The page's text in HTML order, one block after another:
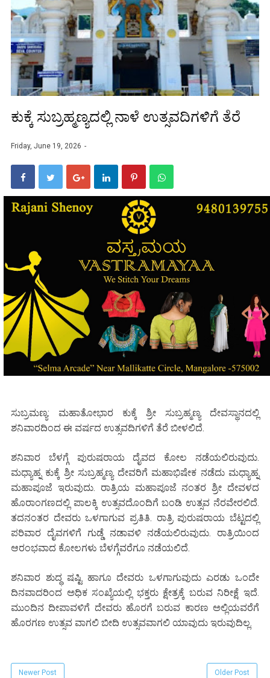
ಕುಕ್ಕೆ ಸುಬ್ರಹ್ಮಣ್ಯದಲ್ಲಿ ನಾಳೆ ಉತ್ಸವದಿಗಳಿಗೆ ತೆರೆ
Friday, June 19, 2026
ಸುಬ್ರಮಣ್ಯ: ಮಹಾತೋಭಾರ ಕುಕ್ಕೆ ಶ್ರೀ ಸುಬ್ರಹ್ಮಣ್ಯ ದೇವಸ್ಥಾನದಲ್ಲಿ
ಶನಿವಾರದಿಂದ ಈ ವರ್ಷದ ಉತ್ಸವದಿಗಳಿಗೆ ತೆರೆ ಬೀಳಲಿದೆ.
ಶನಿವಾರ ಬೆಳಗ್ಗೆ ಪುರುಷರಾಯ ದೈವದ ಕೋಲ ನಡೆಯಲಿರುವುದು.
ಮಧ್ಯಾಹ್ನ ಕುಕ್ಕೆ ಶ್ರೀ ಸುಬ್ರಹ್ಮಣ್ಯ ದೇವರಿಗೆ ಮಹಾಭಿಷೇಕ ನಡೆದು ಮಧ್ಯಾಹ್ನ
ಮಹಾಪೂಜೆ ಇರುವುದು. ರಾತ್ರಿಯ ಮಹಾಪೂಜೆ ನಂತರ ಶ್ರೀ ದೇವಳದ
ಹೊರಾಂಗಣದಲ್ಲಿ ಪಾಲಕ್ಕಿ ಉತ್ಸವದೊಂದಿಗೆ ಬಂಡಿ ಉತ್ಸವ ನೆರವೇರಲಿದೆ.
ತದನಂತರ ದೇವರು ಒಳಗಾಗುವ ಪ್ರತಿತಿ. ರಾತ್ರಿ ಪುರುಷರಾಯ ಬೆಟ್ಟದಲ್ಲಿ
ಪರಿವಾರ ದೈವಗಳಿಗೆ ಗುಡ್ಡೆ ನಡಾವಳಿ ನಡೆಯಲಿರುವುದು. ರಾತ್ರಿಯಿಂದ
ಆರಂಭವಾದ ಕೋಲಗಳು ಬೆಳಗ್ಗೆವರೆಗೂ ನಡೆಯಲಿದೆ.
ಶನಿವಾರ ಶುದ್ಧ ಷಷ್ಟಿ ಹಾಗೂ ದೇವರು ಒಳಗಾಗುವುದು ಎರಡು ಒಂದೇ
ದಿನವಾದರಿಂದ ಅಧಿಕ ಸಂಖ್ಯೆಯಲ್ಲಿ ಭಕ್ತರು ಕ್ಷೇತ್ರಕ್ಕೆ ಬರುವ ನಿರೀಕ್ಷೆ ಇದೆ.
ಮುಂದಿನ ದೀಪಾವಳಿಗೆ ದೇವರು ಹೊರಗೆ ಬರುವ ಕಾರಣ ಅಲ್ಲಿಯವರೆಗೆ
ಹೊರಗಣ ಉತ್ಸವ ವಾಗಲಿ ಬೀದಿ ಉತ್ಸವವಾಗಲಿ ಯಾವುದು ಇರುವುದಿಲ್ಲ.
Newer Post Older Post